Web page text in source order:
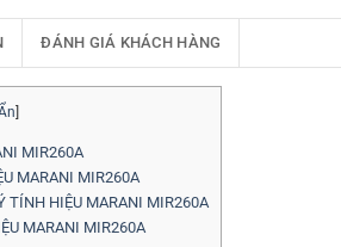
ĐÁNH GIÁ KHÁCH HÀNG
MIR260A
MARANI MIR260A
TÍNH HIỆU MARANI MIR260A
MARANI MIR260A